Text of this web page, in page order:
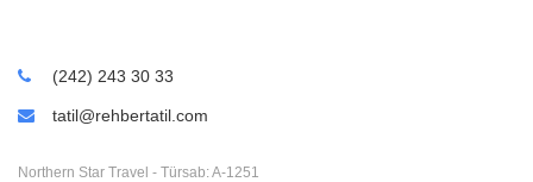
(242) 243 30 33
tatil@rehbertatil.com
Northern Star Travel - Türsab: A-1251